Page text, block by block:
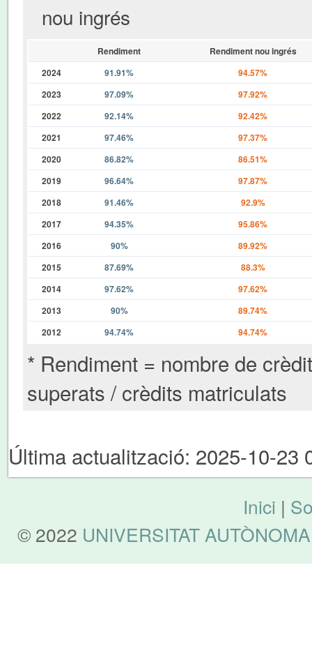
nou ingrés
Rendiment
Rendiment nou ingrés
2024
91.91%
94.57%
2023
97.09%
97.92%
2022
92.14%
92.42%
2021
97.46%
97.37%
2020
86.82%
86.51%
2019
96.64%
97.87%
2018
91.46%
92.9%
2017
94.35%
95.86%
2016
90%
89.92%
2015
87.69%
88.3%
2014
97.62%
97.62%
2013
90%
89.74%
2012
94.74% 94.74%
* Rendiment = nombre de
superats / crèdits matriculats
Última actualització: 2025-10-23
Inici |
© 2022 UNIVERSITAT